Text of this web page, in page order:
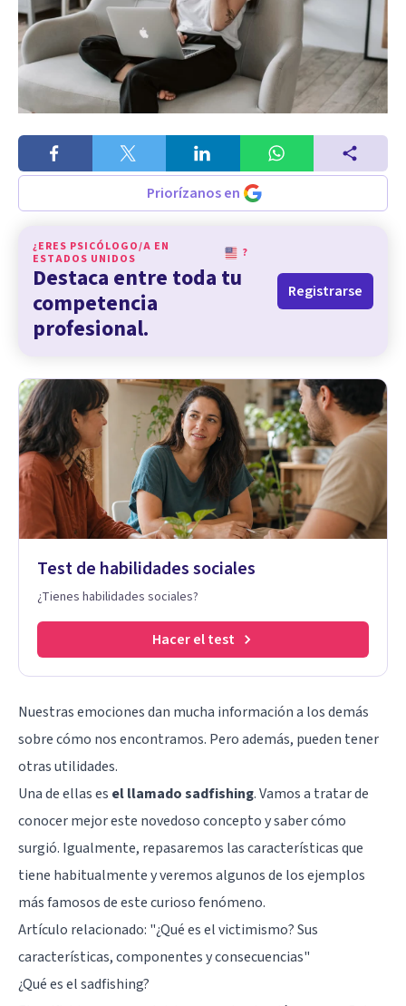
Priorízanos en
¿ERES PSICÓLOGO/A EN
ESTADOS UNIDOS
?
Destaca entre toda tu
competencia
profesional.
Registrarse
Test de habilidades sociales
¿Tienes habilidades sociales?
Hacer el test
Nuestras emociones dan mucha información a los demás
sobre cómo nos encontramos. Pero además, pueden tener
otras utilidades.
Una de ellas es el llamado sadfishing. Vamos a tratar de
conocer mejor este novedoso concepto y saber cómo
surgió. Igualmente, repasaremos las características que
tiene habitualmente y veremos algunos de los ejemplos
más famosos de este curioso fenómeno.
Artículo relacionado: "¿Qué es el victimismo? Sus
características, componentes y consecuencias"
¿Qué es el sadfishing?